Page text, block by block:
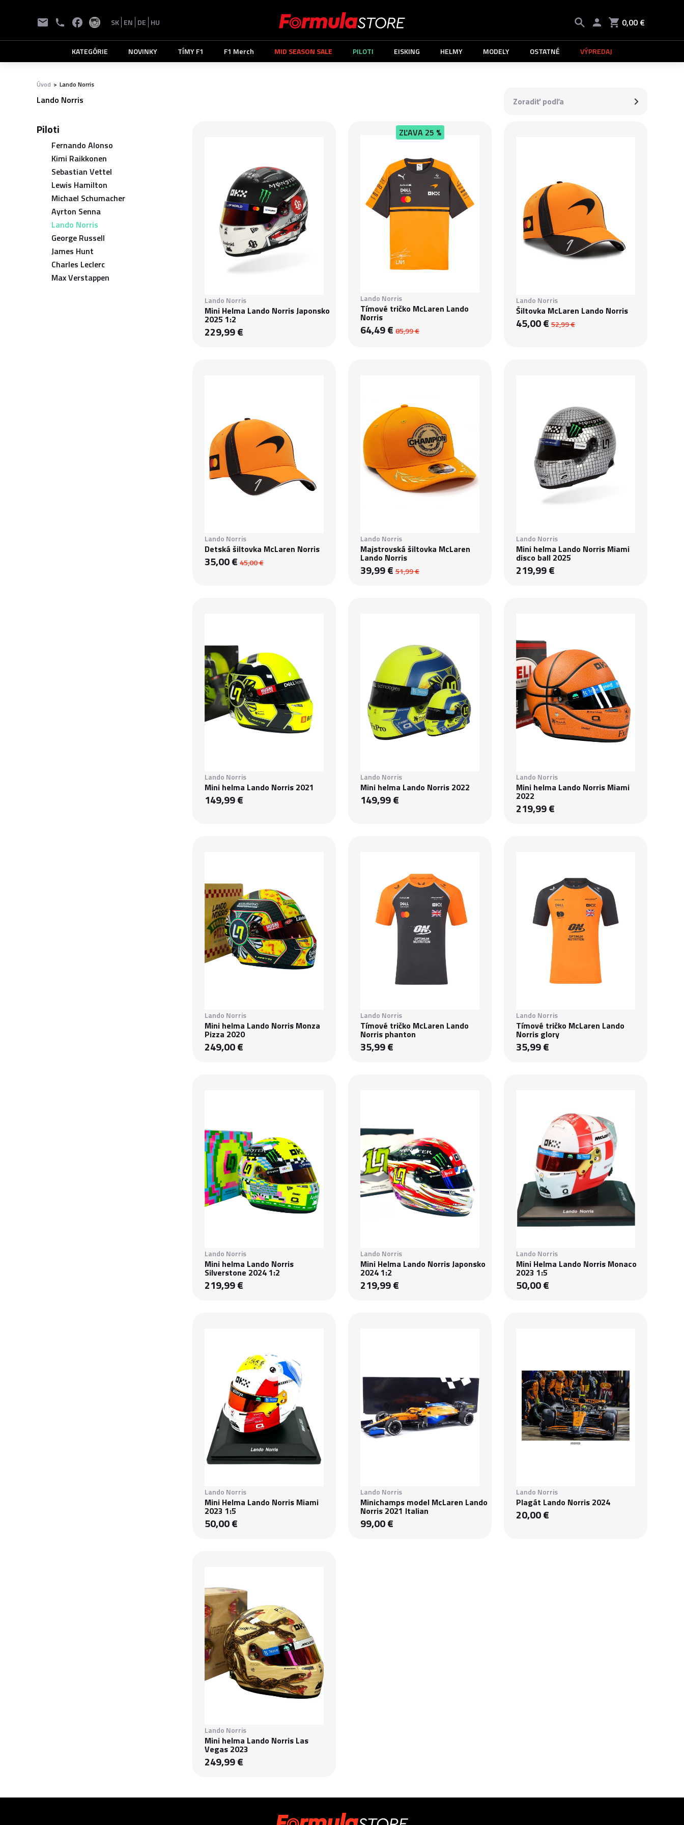
SK EN DE HU 0,00 €
KATEGÓRIE NOVINKY TÍMY F1 F1 Merch MID SEASON SALE PILOTI EISKING HELMY MODELY OSTATNÉ VÝPREDAJ
Úvod > Lando Norris
Lando Norris
Piloti
Fernando Alonso
Kimi Raikkonen
Sebastian Vettel
Lewis Hamilton
Michael Schumacher
Ayrton Senna
Lando Norris
George Russell
James Hunt
Charles Leclerc
Max Verstappen
Zoradiť podľa
Lando Norris
Mini Helma Lando Norris Japonsko
2025 1:2
229,99 €
ZĽAVA25 %
Lando Norris
Tímové tričko McLaren Lando
Norris
64,49 € 85,99 €
Lando Norris
Šiltovka McLaren Lando Norris
45,00 € 52,99 €
Lando Norris
Detská šiltovka McLaren Norris
35,00 € 45,00 €
Lando Norris
Majstrovská šiltovka McLaren
Lando Norris
39,99 € 51,99 €
Lando Norris
Mini helma Lando Norris Miami
disco ball 2025
219,99 €
Lando Norris
Mini helma Lando Norris 2021
149,99 €
Lando Norris
Mini helma Lando Norris 2022
149,99 €
Lando Norris
Mini helma Lando Norris Miami
2022
219,99 €
Lando Norris
Mini helma Lando Norris Monza
Pizza 2020
249,00 €
Lando Norris
Tímové tričko McLaren Lando
Norris phanton
35,99 €
Lando Norris
Tímové tričko McLaren Lando
Norris glory
35,99 €
Lando Norris
Mini helma Lando Norris
Silverstone 2024 1:2
219,99 €
Lando Norris
Mini Helma Lando Norris Japonsko
2024 1:2
219,99 €
Lando Norris
Mini Helma Lando Norris Monaco
2023 1:5
50,00 €
Lando Norris
Mini Helma Lando Norris Miami
2023 1:5
50,00 €
Lando Norris
Minichamps model McLaren Lando
Norris 2021 Italian
99,00 €
Lando Norris
Plagát Lando Norris 2024
20,00 €
Lando Norris
Mini helma Lando Norris Las
Vegas 2023
249,99 €